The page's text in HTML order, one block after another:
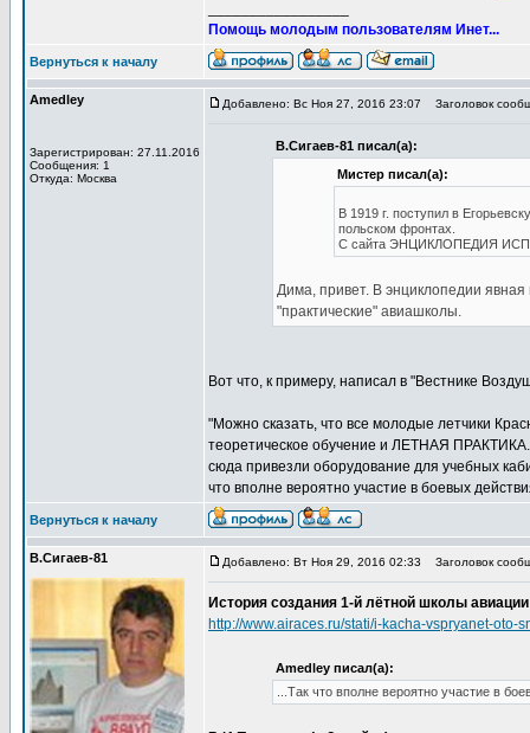
Помощь молодым пользователям Инет...
Вернуться к началу
Amedley
Зарегистрирован: 27.11.2016
Сообщения: 1
Откуда: Москва
Добавлено: Вс Ноя 27, 2016 23:07 Заголовок
В.Сигаев-81 писал(а):
Мистер писал(а):
В 1919 г. поступил в
польском фронтах.
С сайта ЭНЦИКЛОПЕДИЯ
Дима, привет. В энциклопедии
"практические" авиашколы.
Вот что, к примеру, написал в "Вестнике
"Можно сказать, что все молодые летчики
теоретическое обучение и ЛЕТНАЯ ПРАКТИКА.
сюда привезли оборудование для учебных
что вполне вероятно участие в боевых
Вернуться к началу
В.Сигаев-81 Добавлено: Вт Ноя 29, 2016 02:33 Заголовок
История создания 1-й лётной школы авиации
http://www.airaces.ru/stati/i-kacha-vspryanet-
Amedley писал(а):
...Так что вполне вероятно участие в